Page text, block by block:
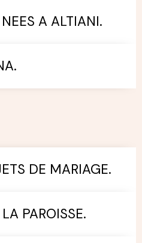
A ALTIANI.
DE MARIAGE.
PAROISSE.